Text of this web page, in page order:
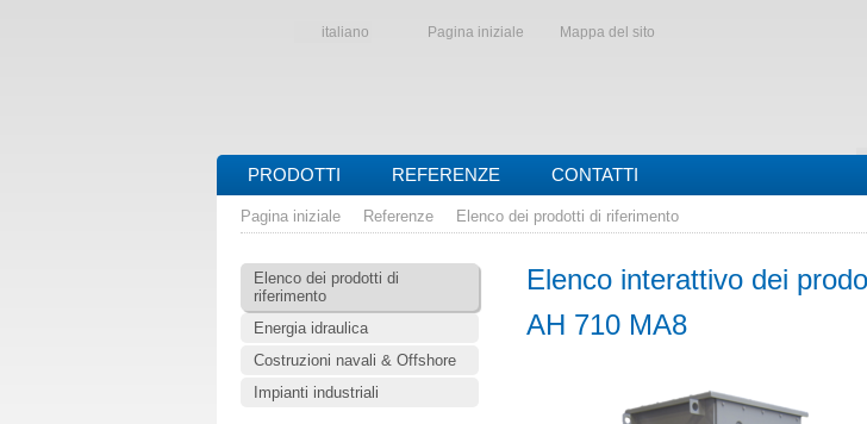
italiano Pagina iniziale Mappa del sito
PRODOTTI REFERENZE CONTATTI
Pagina iniziale Referenze Elenco dei prodotti di riferimento
Elenco dei prodotti di
riferimento
Energia idraulica
Costruzioni navali & Offshore
Impianti industriali
Elenco interattivo dei
AH 710 MA8